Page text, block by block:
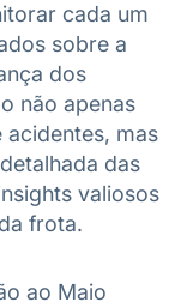
cada um
sobre a
dos
não apenas
mas
das
valiosos
frota.
ao Maio